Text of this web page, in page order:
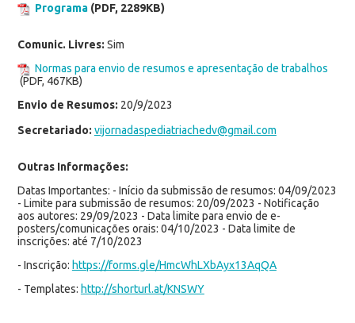
Programa(PDF, 2289KB)
Comunic. Livres: Sim
Normas para envio de resumos e apresentação de trabalhos
(PDF, 467KB)
Envio de Resumos: 20/9/2023
Secretariado: vijornadaspediatriachedv@gmail.com
Outras Informações:
Datas Importantes: - Início da submissão de resumos: 04/09/2023
- Limite para submissão de resumos: 20/09/2023 - Notificação
aos autores: 29/09/2023 - Data limite para envio de e-
posters/comunicações orais: 04/10/2023 - Data limite de
inscrições: até 7/10/2023
- Inscrição: https://forms.gle/HmcWhLXbAyx13AqQA
- Templates: http://shorturl.at/KNSWY